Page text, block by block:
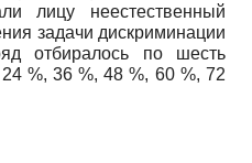
лицу неестественный
задачи дискриминации
отбиралось по шесть
%, 36 %, 48 %, 60 %, 72